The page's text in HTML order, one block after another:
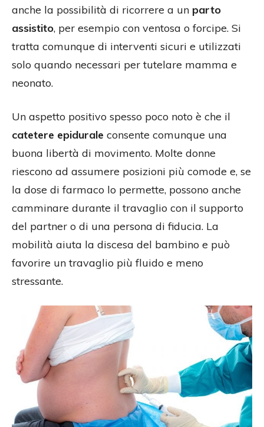
anche la possibilità di ricorrere a un parto
assistito, per esempio con ventosa o forcipe. Si
tratta comunque di interventi sicuri e utilizzati
solo quando necessari per tutelare mamma e
neonato.
Un aspetto positivo spesso poco noto è che il
catetere epidurale consente comunque una
buona libertà di movimento. Molte donne
riescono ad assumere posizioni più comode e, se
la dose di farmaco lo permette, possono anche
camminare durante il travaglio con il supporto
del partner o di una persona di fiducia. La
mobilità aiuta la discesa del bambino e può
favorire un travaglio più fluido e meno
stressante.